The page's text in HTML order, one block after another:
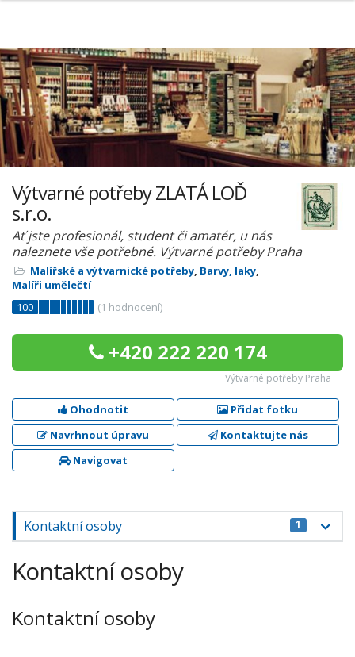
Výtvarné potřeby ZLATÁ LOĎ
s.r.o.
Ať jste profesionál, student či amatér, u nás
naleznete vše potřebné. Výtvarné potřeby Praha
Malířské a výtvarnické potřeby, Barvy, laky,
Malíři umělečtí
100
(1 hodnocení)
+420 222 220 174
Výtvarné potřeby Praha
Ohodnotit
Přidat fotku
Navrhnout úpravu
Kontaktujte nás
Navigovat
Kontaktní osoby 1
Kontaktní osoby
Kontaktní osoby